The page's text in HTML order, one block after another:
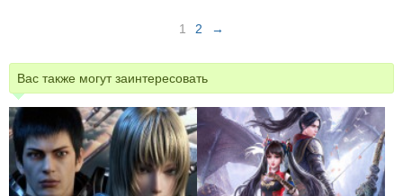
1 2 →
Вас также могут заинтересовать